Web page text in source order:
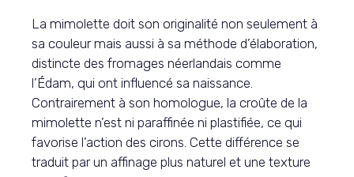
La mimolette doit son originalité non seulement à
sa couleur mais aussi à sa méthode d’élaboration,
distincte des fromages néerlandais comme
l’Édam, qui ont influencé sa naissance.
Contrairement à son homologue, la croûte de la
mimolette n’est ni paraffinée ni plastifiée, ce qui
favorise l’action des cirons. Cette différence se
traduit par un affinage plus naturel et une texture